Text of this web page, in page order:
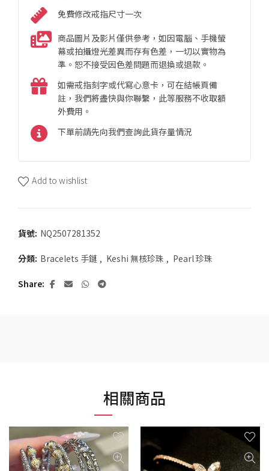
免費修改戒指尺寸一次
商品圖片及影片僅供參考，如因電腦、手機螢
幕或拍攝燈光差異而存有色差，一切以實物為
準。恕不接受因色差問題而退換或退款。
如需戒指刻字或代寫心意卡，可在結帳頁備
註，我們將盡快與你聯繫，此等服務不收取額
外費用。
下單前請先向我們查詢此貨存量情況
Add to wishlist
貨號: NQ2507281352
分類: Bracelets 手鏈 , Keshi 無核珍珠 , Pearl 珍珠
Share
相關商品